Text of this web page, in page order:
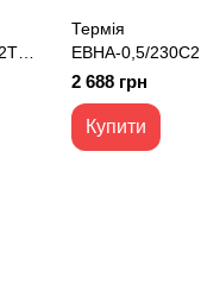
Термія
ЕВНА-0,5/
(мбе) конвектор
електричний
Класік 0,5 кВт
2 688 грн
Купити